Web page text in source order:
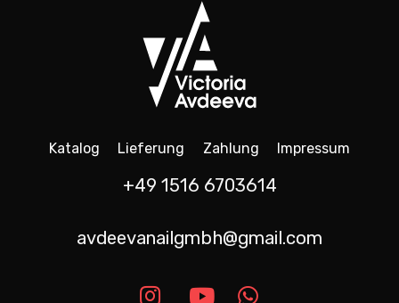
Katalog Lieferung Zahlung Impressum
+49 1516 6703614
avdeevanailgmbh@gmail.com